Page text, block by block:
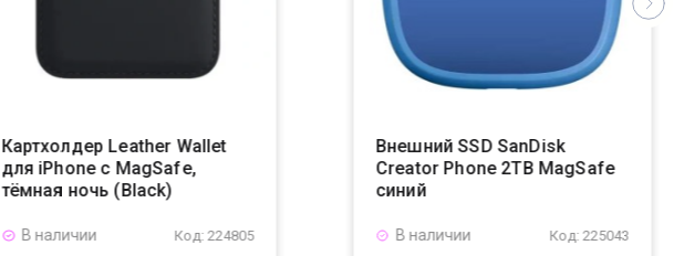
Картхолдер Leather Wallet
для iPhone с MagSafe,
тёмная ночь (Black)
Код: 224805
В наличии
Внешний SSD SanDisk
Creator Phone 2TB MagSafe
синий
Код: 225043
В наличии